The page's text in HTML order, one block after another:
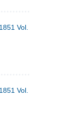
Vol. 2 Nr. 1
Vol. 1 Nr. 10